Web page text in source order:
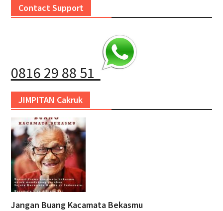
Contact Support
0816 29 88 51
JIMPITAN Cakruk
Jangan Buang Kacamata Bekasmu